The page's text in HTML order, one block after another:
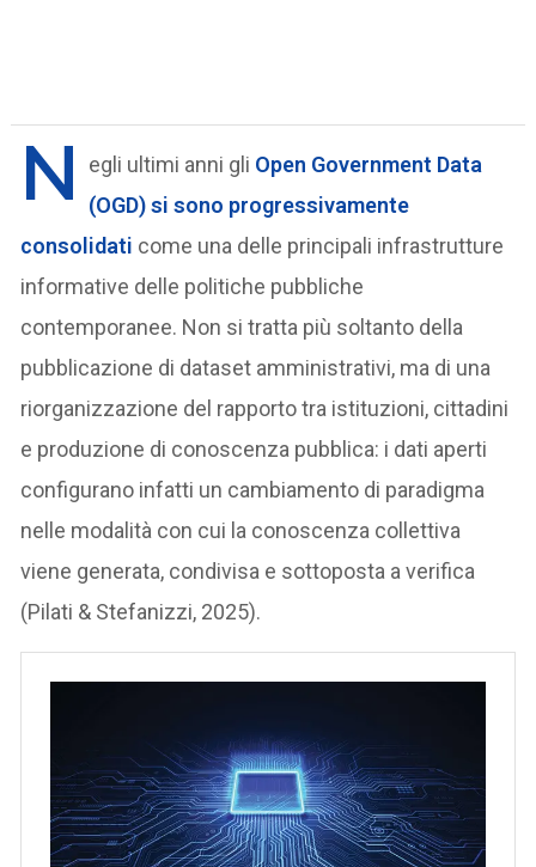
N egli ultimi anni gli Open Government Data
(OGD)si sono progressivamente
consolidati come una delle principali infrastrutture
informative delle politiche pubbliche
contemporanee. Non si tratta più soltanto della
pubblicazione di dataset amministrativi, ma di una
riorganizzazione del rapporto tra istituzioni, cittadini
e produzione di conoscenza pubblica: i dati aperti
configurano infatti un cambiamento di paradigma
nelle modalità con cui la conoscenza collettiva
viene generata, condivisa e sottoposta a verifica
(Pilati & Stefanizzi, 2025).